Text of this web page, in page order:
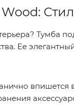
Тумба
Ее